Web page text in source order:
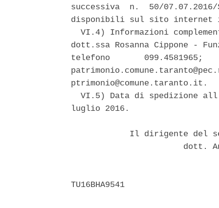
successiva  n.  50/
disponibili sul sito internet
VI.4) Informazioni
dott.ssa Rosanna Cippone -
telefono
ptrimonio@comune.taranto.it.
VI.5) Data di spedizione
luglio 2016.
Il dirigente del
dott.